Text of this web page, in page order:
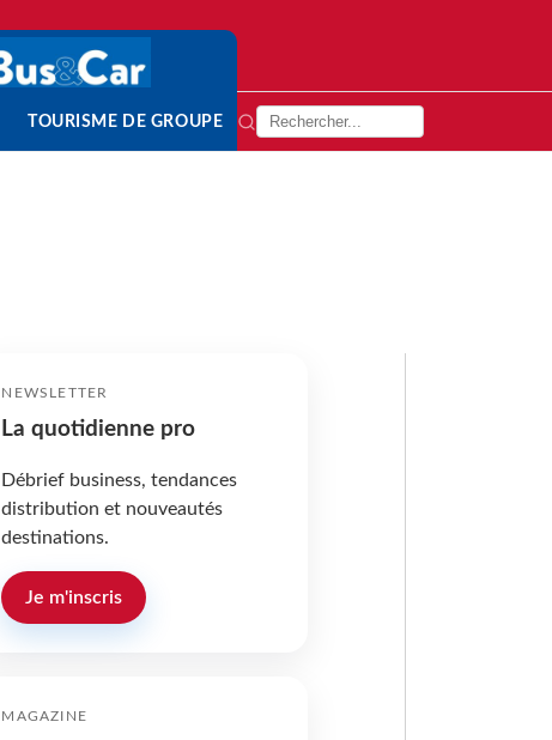
TOURISME DE GROUPE
NEWSLETTER
La quotidienne pro
Débrief business, tendances
distribution et nouveautés
destinations.
Je m'inscris
MAGAZINE